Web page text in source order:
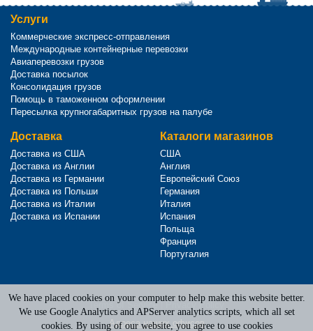
Услуги
Коммерческие экспресс-отправления
Международные контейнерные перевозки
Авиаперевозки грузов
Доставка посылок
Консолидация грузов
Помощь в таможенном оформлении
Пересылка крупногабаритных грузов на палубе
Доставка
Доставка из США
Доставка из Англии
Доставка из Германии
Доставка из Польши
Доставка из Италии
Доставка из Испании
Каталоги магазинов
США
Англия
Европейский Союз
Германия
Италия
Испания
Польща
Франция
Португалия
Terms of Service
Privacy Policy
Адреса наших офисов
We have placed cookies on your computer to help make this website better.
We use Google Analytics and APServer analytics scripts, which all set
cookies. By using of our website, you agree to use cookies